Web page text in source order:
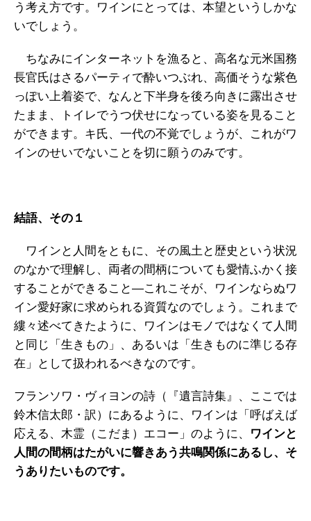
う考え方です。ワインにとっては、本望というしかな
いでしょう。
ちなみにインターネットを漁ると、高名な元米国務
長官氏はさるパーティで酔いつぶれ、高価そうな紫色
っぽい上着姿で、なんと下半身を後ろ向きに露出させ
たまま、トイレでうつ伏せになっている姿を見ること
ができます。キ氏、一代の不覚でしょうが、これがワ
インのせいでないことを切に願うのみです。
結語、その１
ワインと人間をともに、その風土と歴史という状況
のなかで理解し、両者の間柄についても愛情ふかく接
することができること―これこそが、ワインならぬワ
イン愛好家に求められる資質なのでしょう。これまで
縷々述べてきたように、ワインはモノではなくて人間
と同じ「生きもの」、あるいは「生きものに準じる存
在」として扱われるべきなのです。
フランソワ・ヴィヨンの詩（『遺言詩集』、ここでは
鈴木信太郎・訳）にあるように、ワインは「呼ばえば
応える、木霊（こだま）エコー」のように、
ワインと
人間の間柄はたがいに響きあう共鳴関係にあるし、そ
うありたいものです。